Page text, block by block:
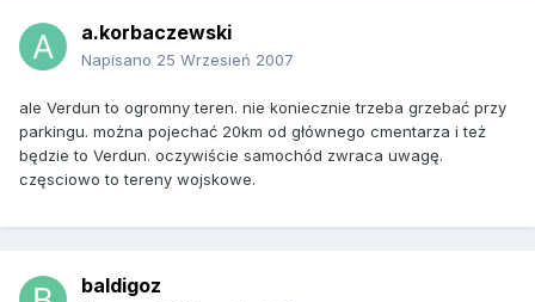
a.korbaczewski
Napisano 25 Wrzesień 2007
ale Verdun to ogromny teren. nie koniecznie trzeba grzebać przy
parkingu. można pojechać 20km od głównego cmentarza i też
będzie to Verdun. oczywiście samochód zwraca uwagę.
częsciowo to tereny wojskowe.
baldigoz